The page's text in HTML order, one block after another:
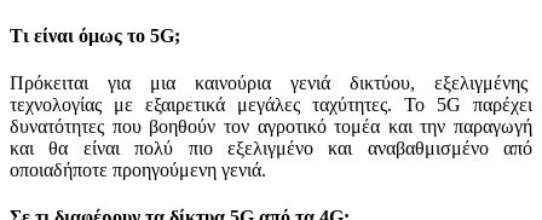
Τι είναι όμως το 5G;
Πρόκειται για μια καινούρια γενιά δικτύου, εξελιγμένης
τεχνολογίας με εξαιρετικά μεγάλες ταχύτητες. Το 5G παρέχει
δυνατότητες που βοηθούν τον αγροτικό τομέα και την παραγωγή
και θα είναι πολύ πιο εξελιγμένο και αναβαθμισμένο από
οποιαδήποτε προηγούμενη γενιά.